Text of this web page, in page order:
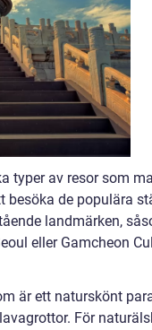
typer av resor som
besöka de populära
landmärken,
eller Gamcheon
är ett naturskönt
För